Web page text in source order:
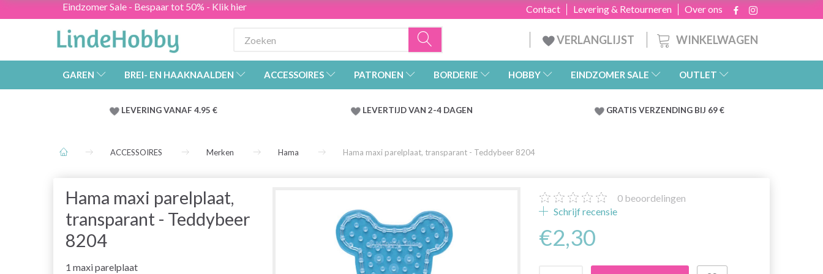
Eindzomer Sale - Bespaar tot 50% - Klik hier Over ons
Levering & Retourneren
Contact
WINKELWAGEN
VERLANGLIJST
GAREN BREI- EN HAAKNAALDEN ACCESSOIRES PATRONEN BORDERIE HOBBY EINDZOMER SALE OUTLET
LEVERING VANAF 4.95 € LEVERTIJD VAN 2-4 DAGEN GRATIS VERZENDING BIJ 69 €
ACCESSOIRES Merken Hama Hama maxi parelplaat, transparant - Teddybeer 8204
Hama maxi parelplaat,
transparant - Teddybeer
8204
1 maxi parelplaat
0 beoordelingen
Schrijf recensie
€2,30